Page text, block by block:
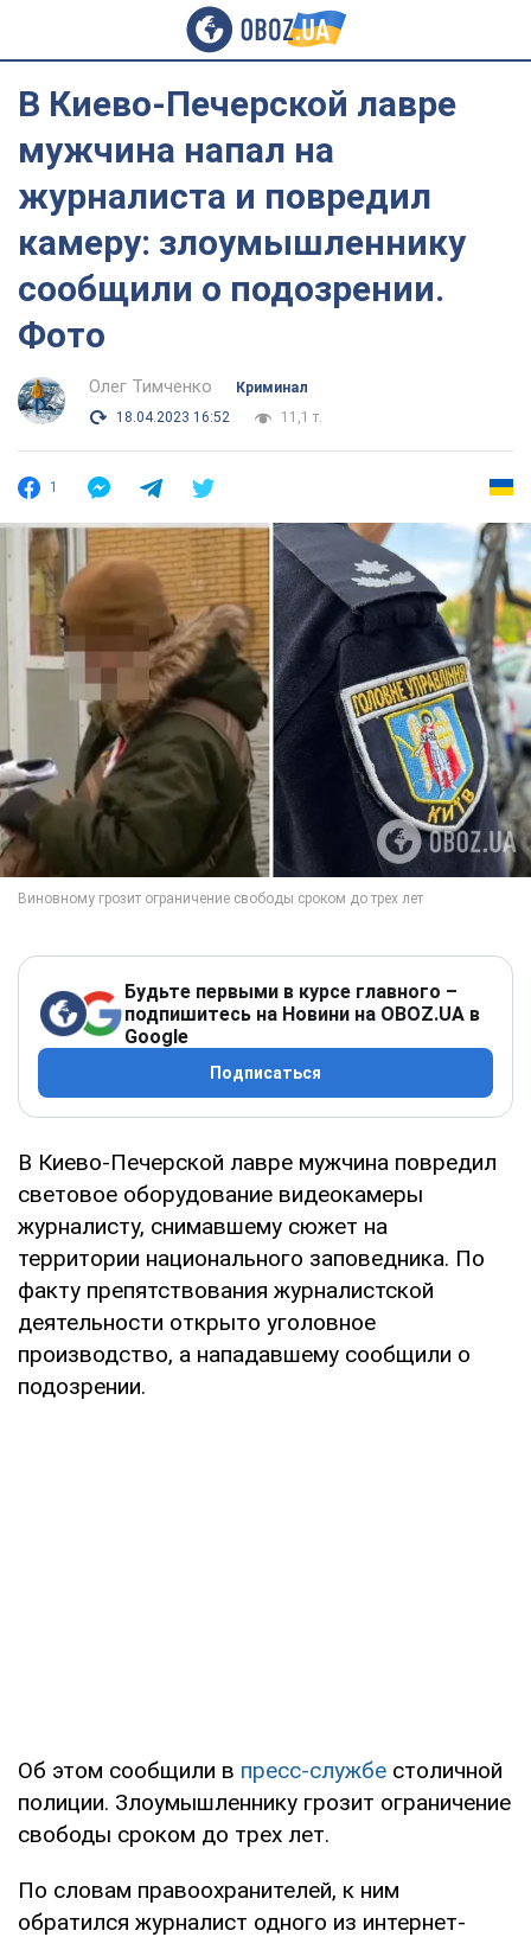
В Киево-Печерской лавре
мужчина напал на
журналиста и повредил
камеру: злоумышленнику
сообщили о подозрении.
Фото
Олег Тимченко
Криминал
18.04.2023 16:52
11,1 т.
1
Будьте первыми в курсе главного –
подпишитесь на Новини на OBOZ.UA в
Google
Подписаться
В Киево-Печерской лавре мужчина повредил
световое оборудование видеокамеры
журналисту, снимавшему сюжет на
территории национального заповедника. По
факту препятствования журналистской
деятельности открыто уголовное
производство, а нападавшему сообщили о
подозрении.
Об этом сообщили в пресс-службе столичной
полиции. Злоумышленнику грозит ограничение
свободы сроком до трех лет.
По словам правоохранителей, к ним
обратился журналист одного из интернет-